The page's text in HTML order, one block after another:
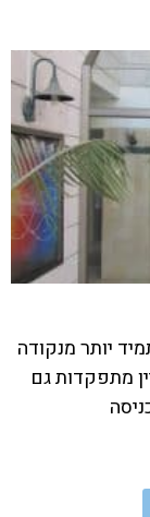
יותר מנקודה
מתפקדות גם